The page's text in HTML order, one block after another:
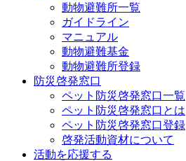
動物避難所一覧
ガイドライン
マニュアル
動物避難基金
動物避難所登録
防災啓発窓口
ペット防災啓発窓口一覧
ペット防災啓発窓口とは
ペット防災啓発窓口登録
啓発活動資材について
活動を応援する